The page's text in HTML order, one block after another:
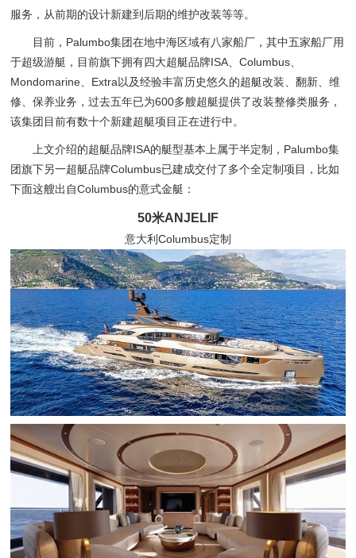
服务，从前期的设计新建到后期的维护改装等等。
目前，Palumbo集团在地中海区域有八家船厂，其中五家船厂用
于超级游艇，目前旗下拥有四大超艇品牌ISA、Columbus、
Mondomarine、Extra以及经验丰富历史悠久的超艇改装、翻新、维
修、保养业务，过去五年已为600多艘超艇提供了改装整修类服务，
该集团目前有数十个新建超艇项目正在进行中。
上文介绍的超艇品牌ISA的艇型基本上属于半定制，Palumbo集
团旗下另一超艇品牌Columbus已建成交付了多个全定制项目，比如
下面这艘出自Columbus的意式金艇：
50米ANJELIF
意大利Columbus定制